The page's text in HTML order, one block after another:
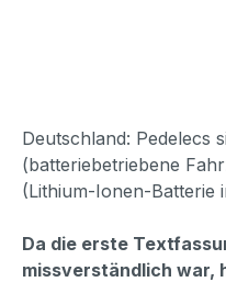
Deutschland: Pedelecs
(batteriebetriebene
(Lithium-Ionen-Batterie
Da die erste
missverständlich war,